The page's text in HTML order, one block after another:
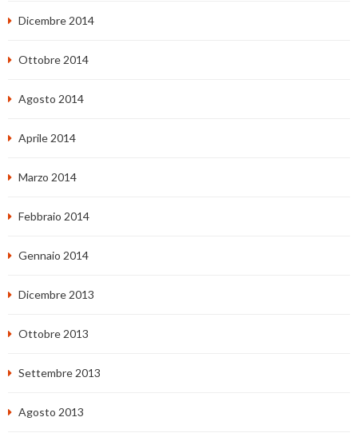
Dicembre 2014
Ottobre 2014
Agosto 2014
Aprile 2014
Marzo 2014
Febbraio 2014
Gennaio 2014
Dicembre 2013
Ottobre 2013
Settembre 2013
Agosto 2013